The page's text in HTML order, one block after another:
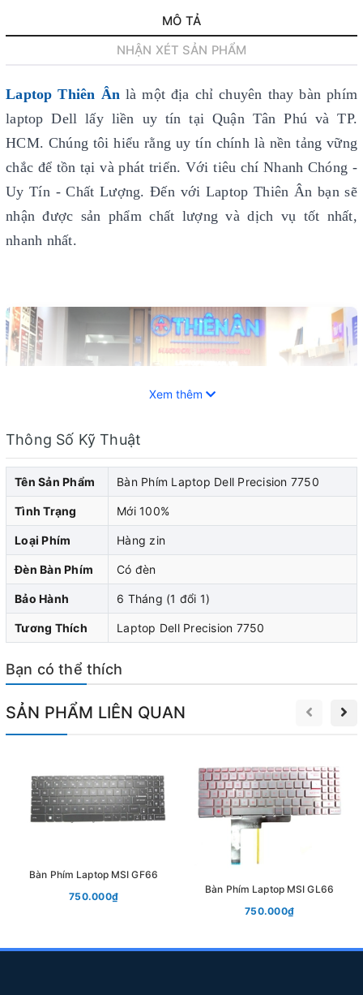
MÔ TẢ
NHẬN XÉT SẢN PHẨM
Laptop Thiên Ân là một địa chỉ chuyên thay bàn phím
laptop Dell lấy liền uy tín tại Quận Tân Phú và TP.
HCM. Chúng tôi hiểu rằng uy tín chính là nền tảng vững
chắc để tồn tại và phát triển. Với tiêu chí Nhanh Chóng -
Uy Tín - Chất Lượng. Đến với Laptop Thiên Ân bạn sẽ
nhận được sản phẩm chất lượng và dịch vụ tốt nhất,
nhanh nhất.
Laptop Dell đã trở thành một trong những thiết bị di
động phổ biến và không thể thiếu trong cuộc sống hiện
đại. Cũng như bất kỳ thiết bị điện tử nào khác, laptop
cũng không thể tránh khỏi những sự cố và hỏng
laptop, bàn phím là một phần không thể thiếu. Bàn phím
laptop chịu tác động mạnh mẽ từ việc sử dụng hàng
ngày, dễ dàng bị hỏng hóc do va đập, ẩm mốc, dính
cố, khiến cho việc sử dụng laptop trở nên khó khăn và
phiền toái. Trong trường hợp này, việc thay bàn phím
laptop Dell lấy liền là một giải pháp hữu ích để không bị
Xem thêm
Thông Số Kỹ Thuật
Tên Sản Phẩm Bàn Phím Laptop Dell Precision 7750
Tình Trạng Mới 100%
Loại Phím Hàng zin
Đèn Bàn Phím Có đèn
Bảo Hành 6 Tháng (1 đổi 1)
Tương Thích Laptop Dell Precision 7750
Bạn có thể thích
SẢN PHẨM LIÊN QUAN
Bàn Phím Laptop MSI GF66
750.000₫
Bàn Phím Laptop MSI GL66
750.000₫